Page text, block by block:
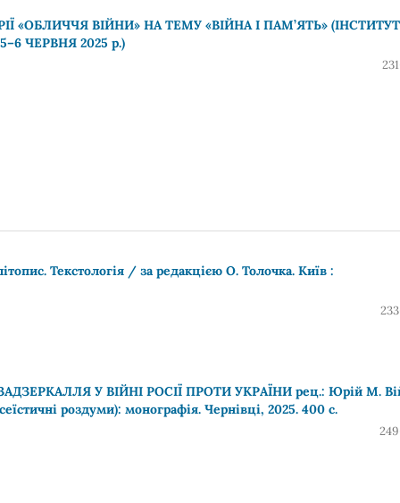
«ОБЛИЧЧЯ ВІЙНИ» НА ТЕМУ «ВІЙНА І ПАМ’ЯТЬ» (ІНСТИТУТ
ЧЕРВНЯ 2025 р.)
Текстологія / за редакцією О. Толочка. Київ :
У ВІЙНІ РОСІЇ ПРОТИ УКРАЇНИ рец.: Юрій М.
роздуми): монографія. Чернівці, 2025. 400 с.